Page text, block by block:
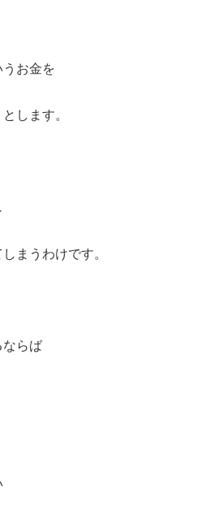
お金を
します。
まうわけです。
ならば